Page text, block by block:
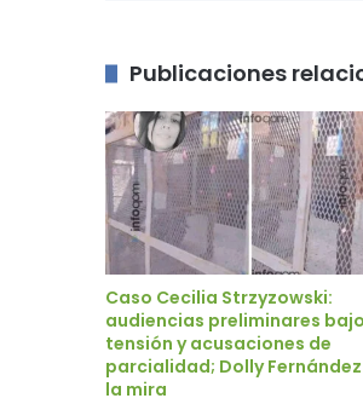
Publicaciones
Caso Cecilia Strzyzowski:
audiencias preliminares bajo
tensión y acusaciones de
parcialidad; Dolly Fernández
la mira